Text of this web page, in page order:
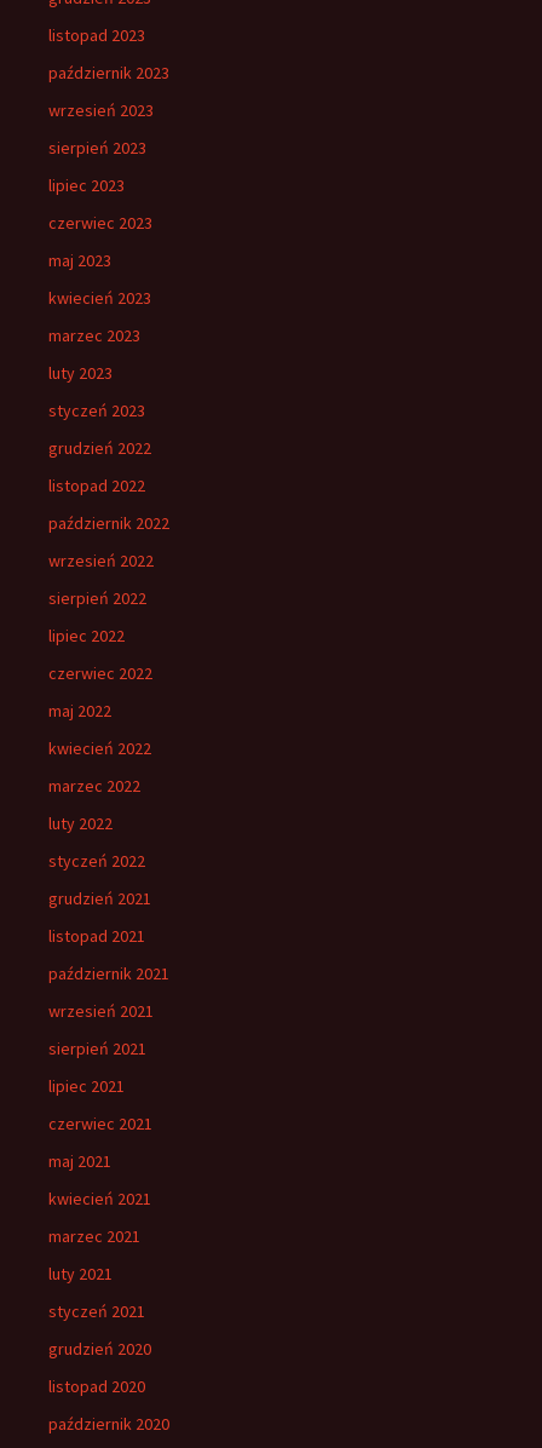
listopad 2023
październik 2023
wrzesień 2023
sierpień 2023
lipiec 2023
czerwiec 2023
maj 2023
kwiecień 2023
marzec 2023
luty 2023
styczeń 2023
grudzień 2022
listopad 2022
październik 2022
wrzesień 2022
sierpień 2022
lipiec 2022
czerwiec 2022
maj 2022
kwiecień 2022
marzec 2022
luty 2022
styczeń 2022
grudzień 2021
listopad 2021
październik 2021
wrzesień 2021
sierpień 2021
lipiec 2021
czerwiec 2021
maj 2021
kwiecień 2021
marzec 2021
luty 2021
styczeń 2021
grudzień 2020
listopad 2020
październik 2020